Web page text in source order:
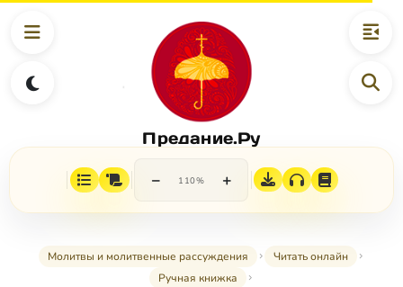
Предание.Ру
− 110% +
Молитвы и молитвенные рассуждения
Читать онлайн
Ручная книжка